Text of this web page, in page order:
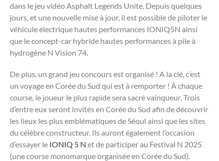
dans le jeu vidéo Asphalt Legends Unite. Depuis quelques
jours, et une nouvelle mise à jour, il est possible de piloter le
véhicule électrique hautes performances IONIQ5N ainsi
que le concept-car hybride hautes performances à pile à
hydrogène N Vision 74.
De plus, un grand jeu concours est organisé ! A la clé, c’est
un voyage en Corée du Sud qui est à remporter ! À chaque
course, le joueur le plus rapide sera sacré vainqueur. Trois
d’entre eux seront invités en Corée du Sud afin de découvrir
les lieux les plus emblématiques de Séoul ainsi que les sites
du célèbre constructeur. Ils auront également l’occasion
d’essayer le IONIQ 5 N et de participer au Festival N 2025
(une course monomarque organisée en Corée du Sud).